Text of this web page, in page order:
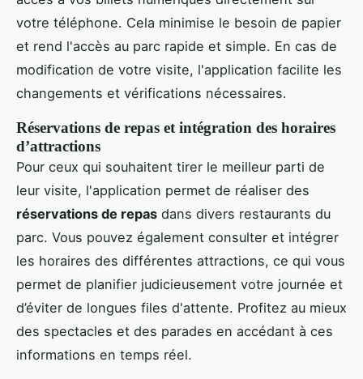
votre téléphone. Cela minimise le besoin de papier
et rend l'accès au parc rapide et simple. En cas de
modification de votre visite, l'application facilite les
changements et vérifications nécessaires.
Réservations de repas et intégration des horaires
d’attractions
Pour ceux qui souhaitent tirer le meilleur parti de
leur visite, l'application permet de réaliser des
réservations de repas dans divers restaurants du
parc. Vous pouvez également consulter et intégrer
les horaires des différentes attractions, ce qui vous
permet de planifier judicieusement votre journée et
d’éviter de longues files d'attente. Profitez au mieux
des spectacles et des parades en accédant à ces
informations en temps réel.